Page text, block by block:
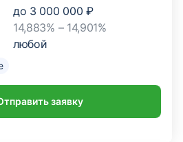
до 3 000 000 ₽
14,883% – 14,901%
любой
заявку